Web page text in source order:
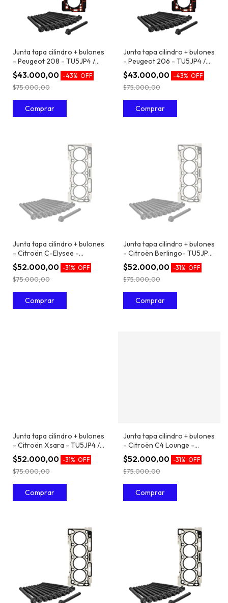
Junta tapa cilindro + bulones
- Peugeot 208 - TU5JP4 /
EC5 1.6 16V
$43.000,00 -43% OFF
$75.000,00
Junta tapa cilindro + bulones
- Peugeot 206 - TU5JP4 /
EC5 1.6 16V
$43.000,00 -43% OFF
$75.000,00
Junta tapa cilindro + bulones
- Citroën C-Elysee -
TU5JP4 / EC5 1.6 16V
$52.000,00 -31% OFF
$75.000,00
Junta tapa cilindro + bulones
- Citroën Berlingo- TU5JP4
/ EC5 1.6 16V
$52.000,00 -31% OFF
$75.000,00
Junta tapa cilindro + bulones
- Citroën Xsara - TU5JP4 /
EC5 1.6 16V
$52.000,00 -31% OFF
$75.000,00
Junta tapa cilindro + bulones
- Citroën C4 Lounge -
TU5JP4 / EC5 1.6 16V
$52.000,00 -31% OFF
$75.000,00